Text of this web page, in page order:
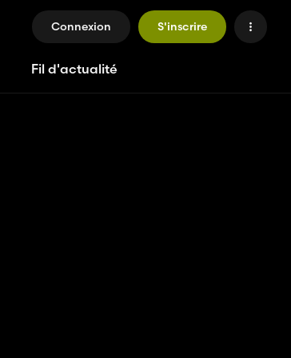
Connexion S'inscrire
Fil d'actualité